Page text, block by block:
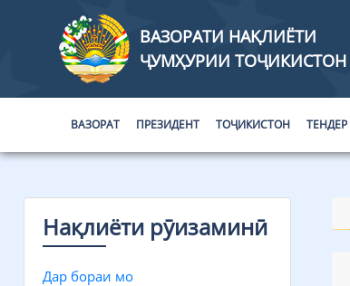
ВАЗОРАТИ НАҚЛИЁТИ
ҶУМҲУРИИ ТОҶИКИСТОН
ВАЗОРАТ ПРЕЗИДЕНТ ТОҶИКИСТОН ТЕНДЕР
Нақлиёти рӯизаминӣ
Дар бораи мо